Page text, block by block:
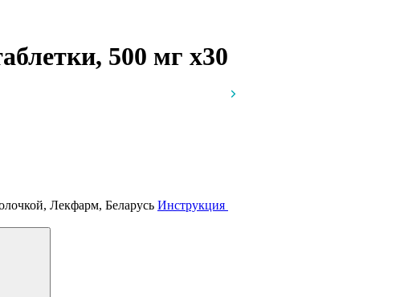
500 мг x30
Лекфарм, Беларусь Инструкция